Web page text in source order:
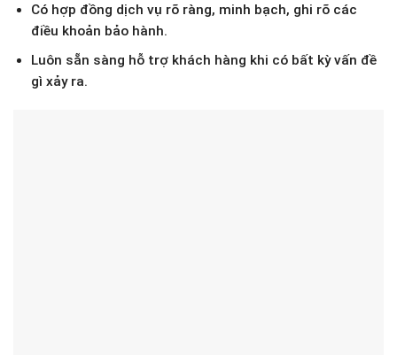
Có hợp đồng dịch vụ rõ ràng, minh bạch, ghi rõ các
điều khoản bảo hành.
Luôn sẵn sàng hỗ trợ khách hàng khi có bất kỳ vấn đề
gì xảy ra.